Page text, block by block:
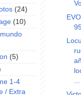
(24)
(10)
(5)
1-4
/ Extra